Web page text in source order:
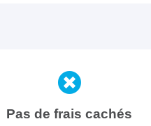
Pas de frais cachés